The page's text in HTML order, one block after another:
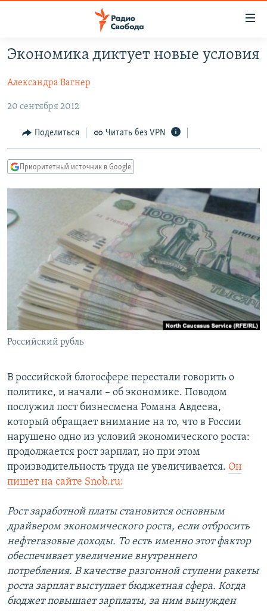
упрощенного
Вернуться
содержанию
Вернутся
главной
навигации
Вернутся
ПОДКАСТЫ
АВТОРСКИЕ ПРОЕКТЫ
ЦИТАТЫ СВОБОДЫ
МНЕНИЯ
КУЛЬТУРА
IDEL.РЕАЛИИ
КАВКАЗ.РЕАЛИИ
СЕВЕР.РЕАЛИИ
СИБИРЬ.РЕАЛИИ
РАСПИСАНИЕ ВЕЩАНИЯ
ПОДПИШИТЕСЬ НА РАССЫЛКУ
СОЦИАЛЬНЫЕ СЕТИ
Все сайты РСЕ/РС
Экономика диктует новые условия
Александра Вагнер
20 сентября 2012
Поделиться Читать без VPN
Приоритетный источник в Google
Российский рубль
В российской блогосфере перестали говорить о
политике, и начали – об экономике. Поводом
послужил пост бизнесмена Романа Авдеева,
который обращает внимание на то, что в России
нарушено одно из условий экономического роста:
продолжается рост зарплат, но при этом
производительность труда не увеличивается. Он
пишет на сайте Snob.ru:
Рост заработной платы становится основным
драйвером экономического роста, если отбросить
нефтегазовые доходы. То есть именно этот фактор
обеспечивает увеличение внутреннего
потребления. В качестве разгонной ступени ракеты
роста зарплат выступает бюджетная сфера. Когда
бюджет повышает зарплаты, за ним вынужден